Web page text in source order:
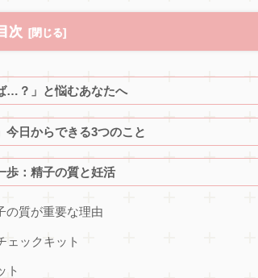
次
…？」と悩むあなたへ
日からできる3つのこと
歩：精子の質と妊活
の質が重要な理由
ェックキット
ト